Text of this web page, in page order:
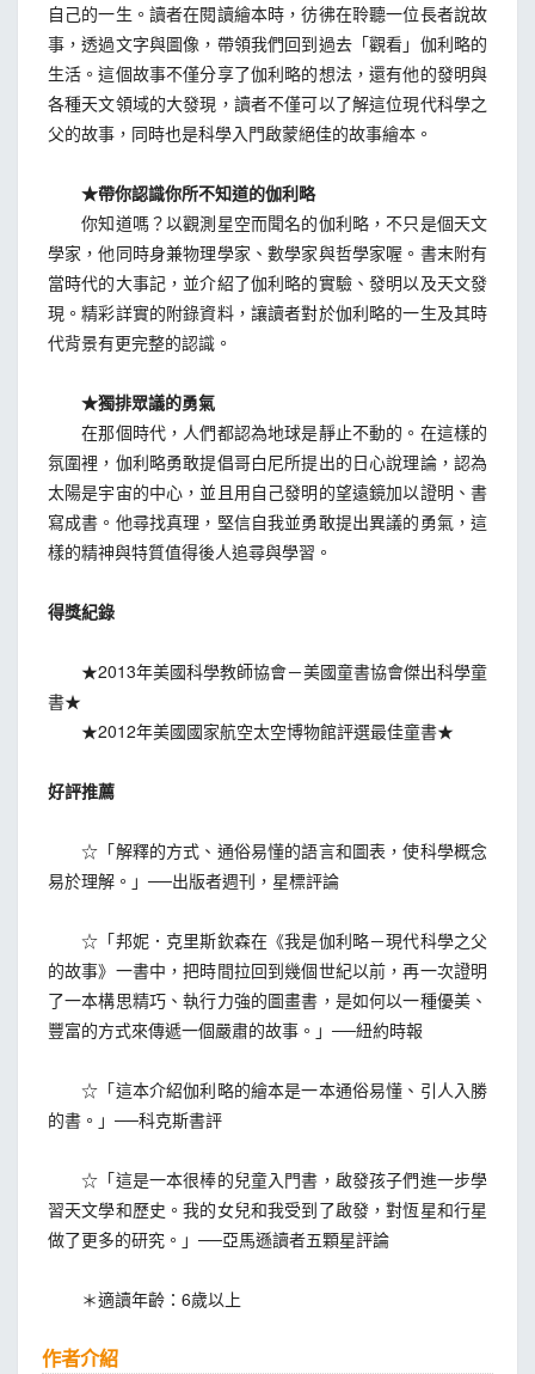
自己的一生。讀者在閱讀繪本時，彷彿在聆聽一位長者說故
事，透過文字與圖像，帶領我們回到過去「觀看」伽利略的
生活。這個故事不僅分享了伽利略的想法，還有他的發明與
各種天文領域的大發現，讀者不僅可以了解這位現代科學之
父的故事，同時也是科學入門啟蒙絕佳的故事繪本。
★帶你認識你所不知道的伽利略
你知道嗎？以觀測星空而聞名的伽利略，不只是個天文
學家，他同時身兼物理學家、數學家與哲學家喔。書末附有
當時代的大事記，並介紹了伽利略的實驗、發明以及天文發
現。精彩詳實的附錄資料，讓讀者對於伽利略的一生及其時
代背景有更完整的認識。
★獨排眾議的勇氣
在那個時代，人們都認為地球是靜止不動的。在這樣的
氛圍裡，伽利略勇敢提倡哥白尼所提出的日心說理論，認為
太陽是宇宙的中心，並且用自己發明的望遠鏡加以證明、書
寫成書。他尋找真理，堅信自我並勇敢提出異議的勇氣，這
樣的精神與特質值得後人追尋與學習。
得獎紀錄
★2013年美國科學教師協會－美國童書協會傑出科學童
書★
★2012年美國國家航空太空博物館評選最佳童書★
好評推薦
☆「解釋的方式、通俗易懂的語言和圖表，使科學概念
易於理解。」──出版者週刊，星標評論
☆「邦妮．克里斯欽森在《我是伽利略－現代科學之父
的故事》一書中，把時間拉回到幾個世紀以前，再一次證明
了一本構思精巧、執行力強的圖畫書，是如何以一種優美、
豐富的方式來傳遞一個嚴肅的故事。」──紐約時報
☆「這本介紹伽利略的繪本是一本通俗易懂、引人入勝
的書。」──科克斯書評
☆「這是一本很棒的兒童入門書，啟發孩子們進一步學
習天文學和歷史。我的女兒和我受到了啟發，對恆星和行星
做了更多的研究。」──亞馬遜讀者五顆星評論
＊適讀年齡：6歲以上
作者介紹